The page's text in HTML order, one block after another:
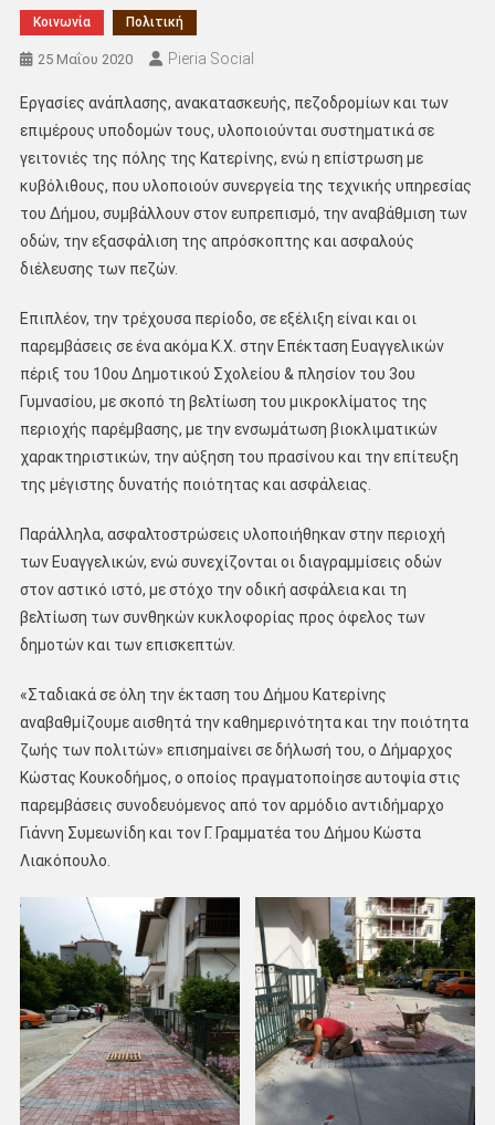
Κοινωνία Πολιτική
25 Μαΐου 2020 Pieria Social
Εργασίες ανάπλασης, ανακατασκευής, πεζοδρομίων και των
επιμέρους υποδομών τους, υλοποιούνται συστηματικά σε
γειτονιές της πόλης της Κατερίνης, ενώ η επίστρωση με
κυβόλιθους, που υλοποιούν συνεργεία της τεχνικής υπηρεσίας
του Δήμου, συμβάλλουν στον ευπρεπισμό, την αναβάθμιση των
οδών, την εξασφάλιση της απρόσκοπτης και ασφαλούς
διέλευσης των πεζών.
Επιπλέον, την τρέχουσα περίοδο, σε εξέλιξη είναι και οι
παρεμβάσεις σε ένα ακόμα Κ.Χ. στην Επέκταση Ευαγγελικών
πέριξ του 10ου Δημοτικού Σχολείου & πλησίον του 3ου
Γυμνασίου, με σκοπό τη βελτίωση του μικροκλίματος της
περιοχής παρέμβασης, με την ενσωμάτωση βιοκλιματικών
χαρακτηριστικών, την αύξηση του πρασίνου και την επίτευξη
της μέγιστης δυνατής ποιότητας και ασφάλειας.
Παράλληλα, ασφαλτοστρώσεις υλοποιήθηκαν στην περιοχή
των Ευαγγελικών, ενώ συνεχίζονται οι διαγραμμίσεις οδών
στον αστικό ιστό, με στόχο την οδική ασφάλεια και τη
βελτίωση των συνθηκών κυκλοφορίας προς όφελος των
δημοτών και των επισκεπτών.
«Σταδιακά σε όλη την έκταση του Δήμου Κατερίνης
αναβαθμίζουμε αισθητά την καθημερινότητα και την ποιότητα
ζωής των πολιτών» επισημαίνει σε δήλωσή του, ο Δήμαρχος
Κώστας Κουκοδήμος, ο οποίος πραγματοποίησε αυτοψία στις
παρεμβάσεις συνοδευόμενος από τον αρμόδιο αντιδήμαρχο
Γιάννη Συμεωνίδη και τον Γ. Γραμματέα του Δήμου Κώστα
Λιακόπουλο.